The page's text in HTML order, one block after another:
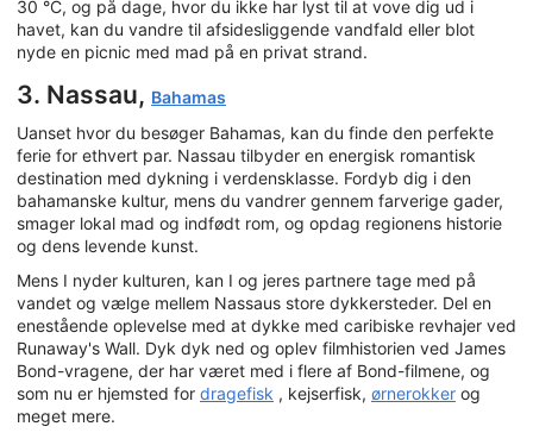
30 °C, og på dage, hvor du ikke har lyst til at vove dig ud i
havet, kan du vandre til afsidesliggende vandfald eller blot
nyde en picnic med mad på en privat strand.
3. Nassau, Bahamas
Uanset hvor du besøger Bahamas, kan du finde den perfekte
ferie for ethvert par. Nassau tilbyder en energisk romantisk
destination med dykning i verdensklasse. Fordyb dig i den
bahamanske kultur, mens du vandrer gennem farverige gader,
smager lokal mad og indfødt rom, og opdag regionens historie
og dens levende kunst.
Mens I nyder kulturen, kan I og jeres partnere tage med på
vandet og vælge mellem Nassaus store dykkersteder. Del en
enestående oplevelse med at dykke med caribiske revhajer ved
Runaway's Wall. Dyk dyk ned og oplev filmhistorien ved James
Bond-vragene, der har været med i flere af Bond-filmene, og
som nu er hjemsted for dragefisk , kejserfisk, ørnerokker og
meget mere.